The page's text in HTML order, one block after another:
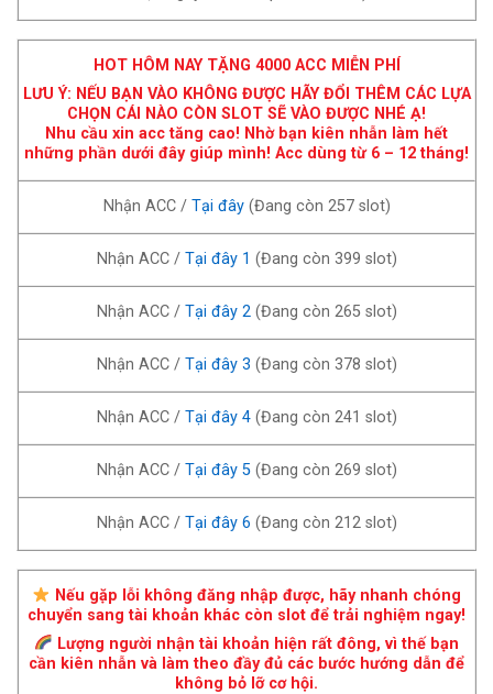
HOT HÔM NAY TẶNG 4000 ACC MIỄN PHÍ
LƯU Ý: NẾU BẠN VÀO KHÔNG ĐƯỢC HÃY ĐỔI THÊM CÁC LỰA
CHỌN CÁI NÀO CÒN SLOT SẼ VÀO ĐƯỢC NHÉ Ạ!
Nhu cầu xin acc tăng cao! Nhờ bạn kiên nhẫn làm hết
những phần dưới đây giúp mình! Acc dùng từ 6 – 12 tháng!
Nhận ACC / Tại đây(Đang còn 257 slot)
Nhận ACC / Tại đây 1 (Đang còn 399 slot)
Nhận ACC / Tại đây 2(Đang còn 265 slot)
Nhận ACC / Tại đây 3 (Đang còn 378 slot)
Nhận ACC / Tại đây 4(Đang còn 241 slot)
Nhận ACC / Tại đây 5(Đang còn 269 slot)
Nhận ACC / Tại đây 6 (Đang còn 212 slot)
Nếu gặp lỗi không đăng nhập được, hãy nhanh chóng
chuyển sang tài khoản khác còn slot để trải nghiệm ngay!
Lượng người nhận tài khoản hiện rất đông, vì thế bạn
cần kiên nhẫn và làm theo đầy đủ các bước hướng dẫn để
không bỏ lỡ cơ hội.